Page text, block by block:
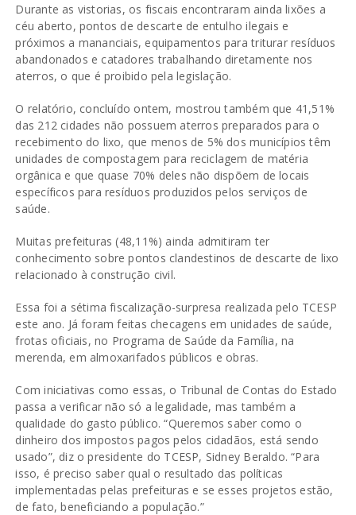
Durante as vistorias, os fiscais encontraram ainda lixões a
céu aberto, pontos de descarte de entulho ilegais e
próximos a mananciais, equipamentos para triturar resíduos
abandonados e catadores trabalhando diretamente nos
aterros, o que é proibido pela legislação.
O relatório, concluído ontem, mostrou também que 41,51%
das 212 cidades não possuem aterros preparados para o
recebimento do lixo, que menos de 5% dos municípios têm
unidades de compostagem para reciclagem de matéria
orgânica e que quase 70% deles não dispõem de locais
específicos para resíduos produzidos pelos serviços de
saúde.
Muitas prefeituras (48,11%) ainda admitiram ter
conhecimento sobre pontos clandestinos de descarte de lixo
relacionado à construção civil.
Essa foi a sétima fiscalização-surpresa realizada pelo TCESP
este ano. Já foram feitas checagens em unidades de saúde,
frotas oficiais, no Programa de Saúde da Família, na
merenda, em almoxarifados públicos e obras.
Com iniciativas como essas, o Tribunal de Contas do Estado
passa a verificar não só a legalidade, mas também a
qualidade do gasto público. “Queremos saber como o
dinheiro dos impostos pagos pelos cidadãos, está sendo
usado”, diz o presidente do TCESP, Sidney Beraldo. “Para
isso, é preciso saber qual o resultado das políticas
implementadas pelas prefeituras e se esses projetos estão,
de fato, beneficiando a população.”